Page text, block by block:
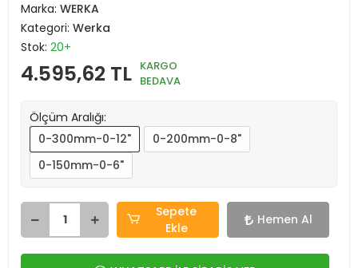
Marka: WERKA
Kategori: Werka
Stok: 20+
4.595,62 TL KARGO
BEDAVA
Ölçüm Aralığı:
0-300mm-0-12"
0-200mm-0-8"
0-150mm-0-6"
Sepete
Ekle
Hemen Al